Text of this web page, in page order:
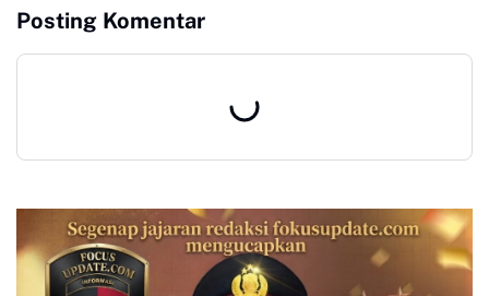
Posting Komentar